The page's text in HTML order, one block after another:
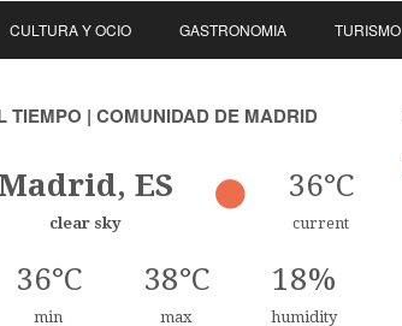
CULTURA Y OCIO GASTRONOMIA TURISMO
TIEMPO | COMUNIDAD DE MADRID
Madrid, ES
clear sky
36°C
current
36°C
min
38°C
max
18%
humidity